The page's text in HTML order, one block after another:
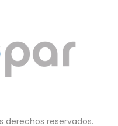
derechos reservados.